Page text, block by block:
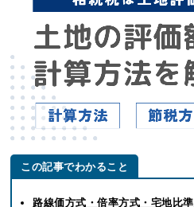
この記事でわかること
路線価方式・倍率方式・宅地比